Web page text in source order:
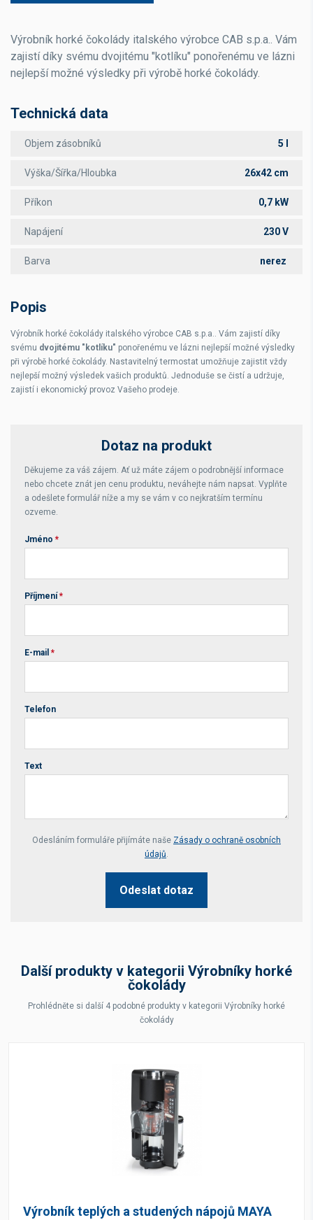
Výrobník horké čokolády italského výrobce CAB s.p.a.. Vám
zajistí díky svému dvojitému "kotlíku" ponořenému ve lázni
nejlepší možné výsledky při výrobě horké čokolády.
Technická data
Objem zásobníků 5 l
Výška/Šířka/Hloubka 26x42 cm
Příkon 0,7 kW
Napájení 230 V
Barva nerez
Popis
Výrobník horké čokolády italského výrobce CAB s.p.a.. Vám zajistí díky
svému dvojitému "kotlíku" ponořenému ve lázni nejlepší možné výsledky
při výrobě horké čokolády. Nastavitelný termostat umožňuje zajistit vždy
nejlepší možný výsledek vašich produktů. Jednoduše se čistí a udržuje,
zajistí i ekonomický provoz Vašeho prodeje.
Dotaz na produkt
Děkujeme za váš zájem. Ať už máte zájem o podrobnější informace
nebo chcete znát jen cenu produktu, neváhejte nám napsat. Vyplňte
a odešlete formulář níže a my se vám v co nejkratším termínu
ozveme.
Jméno *
Příjmení *
E-mail *
Telefon
Text
Your website *
Odesláním formuláře přijímáte naše Zásady o ochraně osobních
údajů.
Odeslat dotaz
Další produkty v kategorii Výrobníky horké
čokolády
Prohlédněte si další 4 podobné produkty v kategorii Výrobníky horké
čokolády
Výrobník teplých a studených nápojů MAYA